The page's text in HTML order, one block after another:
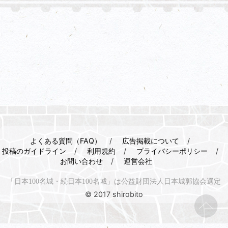
よくある質問（FAQ）
広告掲載について
投稿のガイドライン
利用規約
プライバシーポリシー
お問い合わせ
運営会社
「日本100名城・続日本100名城」は公益財団法人日本城郭協会選定
© 2017 shirobito